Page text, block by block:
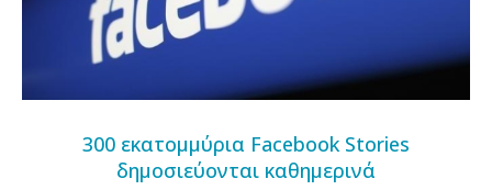
300 εκατομμύρια Facebook Stories
δημοσιεύονται καθημερινά